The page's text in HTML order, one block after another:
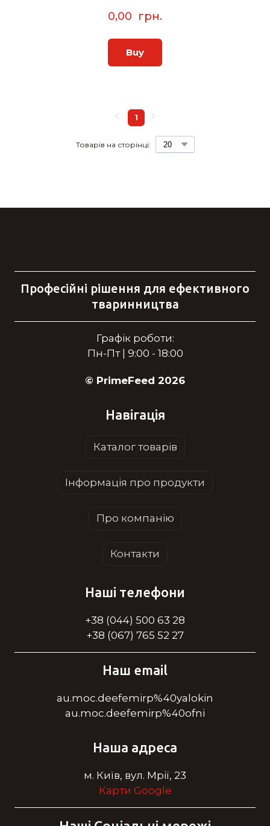
0,00  грн.
Buy
Товарів на сторінці:
1
Професійні рішення для ефективного
тваринництва
Графік роботи:
Пн-Пт | 9:00 - 18:00
© PrimeFeed 2026
Навігація
Каталог товарів
Інформація про продукти
Про компанію
Контакти
Наші телефони
+38 (044) 500 63 28
+38 (067) 765 52 27
Наш email
au.moc.deefemirp%40yalokin
au.moc.deefemirp%40ofni
Наша адреса
м. Київ, вул. Мрії, 23
Карти Google